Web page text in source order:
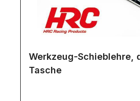
Werkzeug-Schieblehre,
Tasche